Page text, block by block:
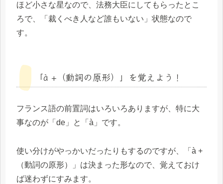
ほど小さな星なので、法務大臣にしてもらったとこ
ろで、「裁くべき人など誰もいない」状態なので
す。
「à +（動詞の原形）」を覚えよう！
フランス語の前置詞はいろいろありますが、特に大
事なのが「de」と「à」です。
使い分けがやっかいだったりもするのですが、「à +
（動詞の原形）」は決まった形なので、覚えておけ
ば迷わずにすみます。